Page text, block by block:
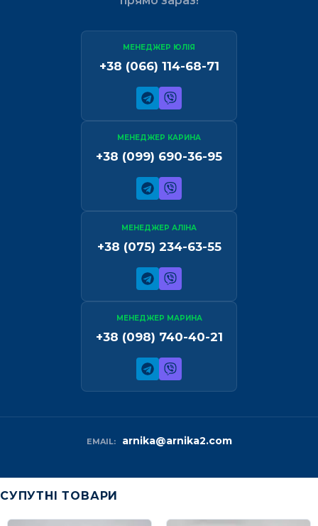
МЕНЕДЖЕР ЮЛІЯ
+38 (066) 114-68-71
МЕНЕДЖЕР КАРИНА
+38 (099) 690-36-95
МЕНЕДЖЕР АЛІНА
+38 (075) 234-63-55
МЕНЕДЖЕР МАРИНА
+38 (098) 740-40-21
EMAIL: arnika@arnika2.com
СУПУТНІ ТОВАРИ